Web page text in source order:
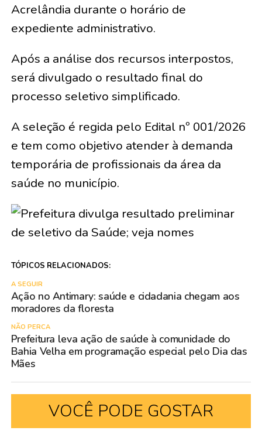
Acrelândia durante o horário de
expediente administrativo.
Após a análise dos recursos interpostos,
será divulgado o resultado final do
processo seletivo simplificado.
A seleção é regida pelo Edital nº 001/2026
e tem como objetivo atender à demanda
temporária de profissionais da área da
saúde no município.
TÓPICOS RELACIONADOS:
A SEGUIR
Ação no Antimary: saúde e cidadania chegam aos
moradores da floresta
NÃO PERCA
Prefeitura leva ação de saúde à comunidade do
Bahia Velha em programação especial pelo Dia das
Mães
VOCÊ PODE GOSTAR